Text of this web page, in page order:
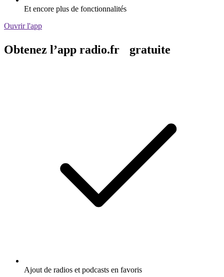
Et encore plus de fonctionnalités
Ouvrir l'app
Obtenez l’app radio.fr gratuite
Ajout de radios et podcasts en favoris